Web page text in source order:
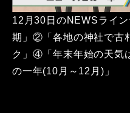
12月30日のNEWSライ
期」②「各地の神社で古
ク」④「年末年始の天気
の一年(10月～12月)」